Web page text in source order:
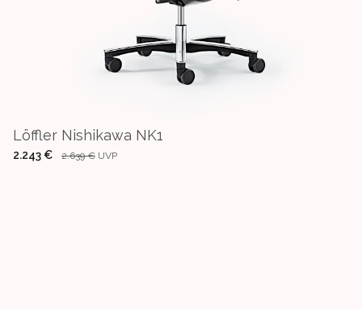
Löffler Nishikawa NK1
2.243 € 2.639 € UVP